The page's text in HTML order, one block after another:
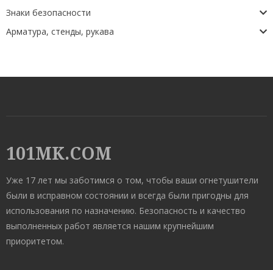
Знаки безопасности
Арматура, стенды, рукава
101MK.COM
Уже 17 лет мы заботимся о том, чтобы ваши огнетушители
были в исправном состоянии и всегда были пригодны для
использования по назначению. Безопасность и качество
выполненных работ является нашим крупнейшим
приоритетом.